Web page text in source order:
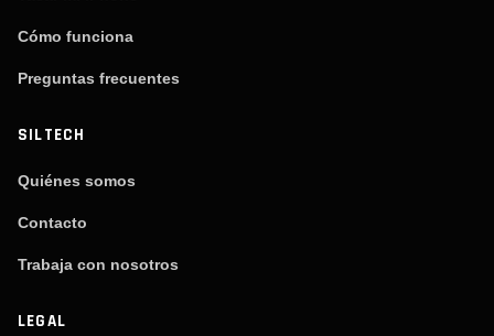
Cómo funciona
Preguntas frecuentes
SILTECH
Quiénes somos
Contacto
Trabaja con nosotros
LEGAL